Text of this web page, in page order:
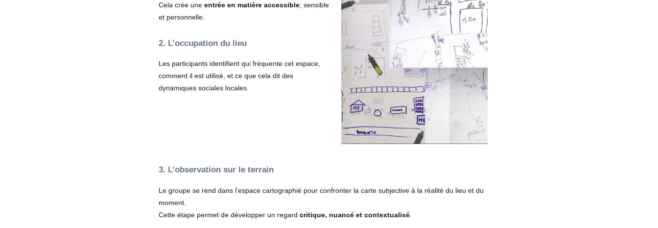
Cela crée une entrée en matière accessible , sensible
et personnelle.
2. L’occupation du lieu
Les participants identifient qui fréquente cet espace,
comment il est utilisé, et ce que cela dit des
dynamiques sociales locales.
3. L’observation sur le terrain
Le groupe se rend dans l’espace cartographié pour confronter la carte subjective à la réalité du lieu et du
moment.
Cette étape permet de développer un regard critique, nuancé et contextualisé